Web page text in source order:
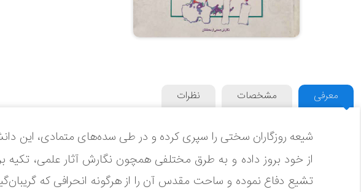
معرفی مشخصات نظرات
شیعه روزگاران سختی را سپری کرده و در طی سده‌های متمادی، این
از خود بروز داده و به طرق مختلفی همچون نگارش آثار علمی،
تشیع دفاع نموده و ساحت مقدس آن را از هرگونه انحرافی که